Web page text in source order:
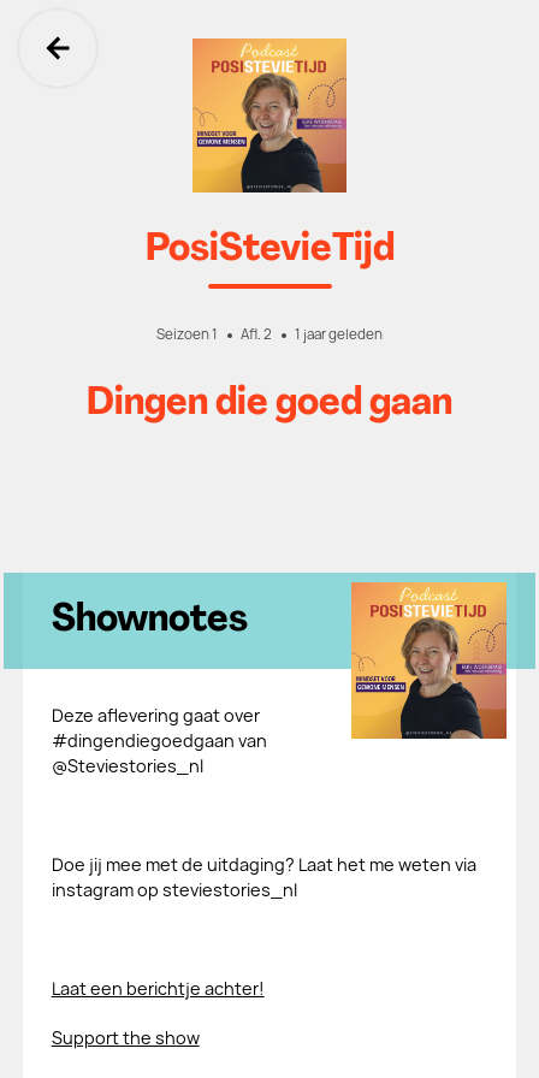
Ga terug
PosiStevieTijd
Seizoen 1 Afl. 2 1 jaar geleden
Dingen die goed gaan
Shownotes
Deze aflevering gaat over
#dingendiegoedgaan van
@Steviestories_nl
Doe jij mee met de uitdaging? Laat het me weten via
instagram op steviestories_nl
Laat een berichtje achter!
Support the show